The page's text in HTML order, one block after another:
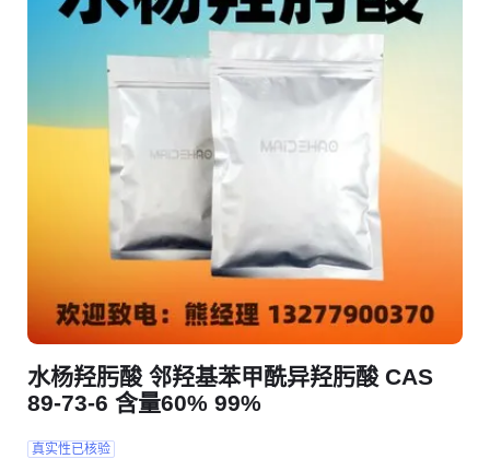
水杨羟肟酸 邻羟基苯甲酰异羟肟酸 CAS
89-73-6 含量60% 99%
真实性已核验